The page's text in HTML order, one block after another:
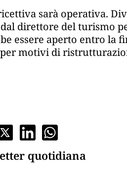
sarà operativa.
direttore del turismo
essere aperto entro la
motivi di
quotidiana